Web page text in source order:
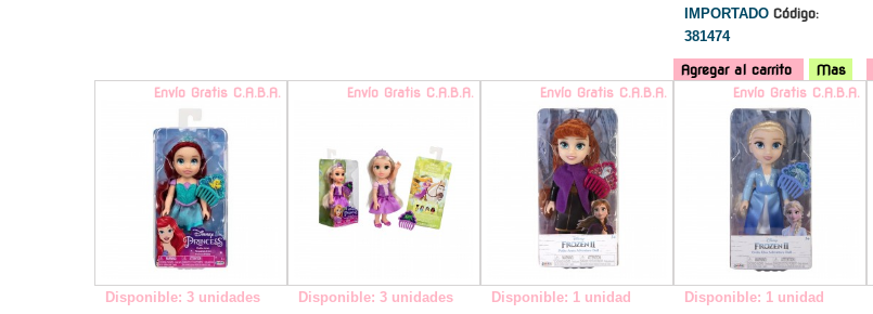
IMPORTADO Código:
381474
Agregar al carrito Mas
Envío Gratis C.A.B.A.
Disponible: 3 unidades
Envío Gratis C.A.B.A.
Disponible: 3 unidades
Envío Gratis C.A.B.A.
Disponible: 1 unidad
Envío Gratis C.A.B.A.
Disponible: 1 unidad